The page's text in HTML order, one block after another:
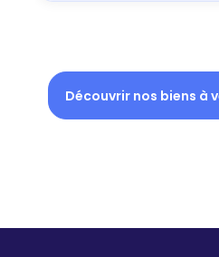
Découvrir nos biens à